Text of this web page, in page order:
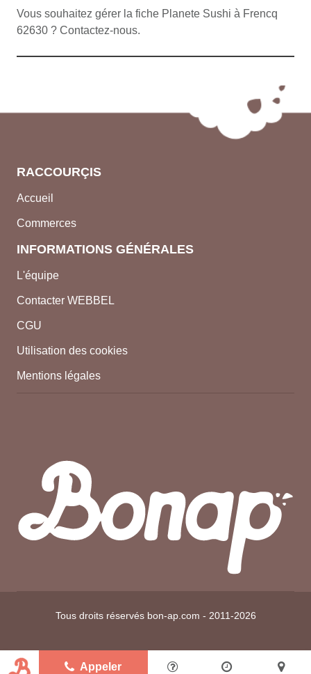
Appeler
Vous souhaitez gérer la fiche Planete Sushi à Frencq
62630 ? Contactez-nous.
RACCOURÇIS
Accueil
Commerces
INFORMATIONS GÉNÉRALES
L'équipe
Contacter WEBBEL
CGU
Utilisation des cookies
Mentions légales
Tous droits réservés bon-ap.com - 2011-2026